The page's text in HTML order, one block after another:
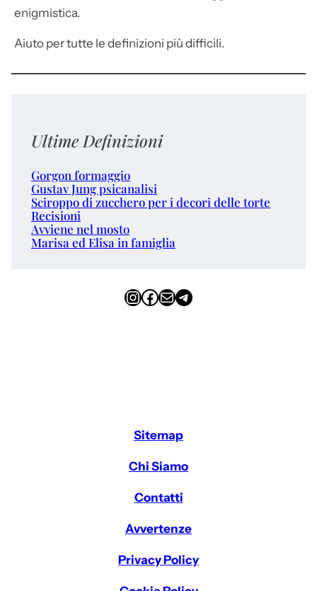
enigmistica.
Aiuto per tutte le definizioni più difficili.
Ultime Definizioni
Gorgon formaggio
Gustav Jung psicanalisi
Sciroppo di zucchero per i decori delle torte
Recisioni
Avviene nel mosto
Marisa ed Elisa in famiglia
InstagramFacebook Email Telegram
Sitemap
Chi Siamo
Contatti
Avvertenze
Privacy Policy